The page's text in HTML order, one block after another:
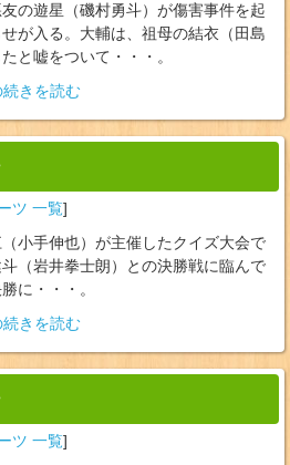
の遊星（磯村勇斗）が傷害事件を起
が入る。大輔は、祖母の結衣（田島
と嘘をついて・・・。
続きを読む
ツ 一覧]
小手伸也）が主催したクイズ大会で
（岩井拳士朗）との決勝戦に臨んで
に・・・。
続きを読む
ツ 一覧]